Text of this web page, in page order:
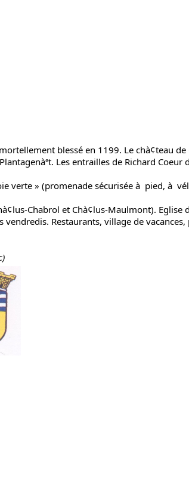
blessé en 1199. Le chà¢teau
Les entrailles de Richard
verte » (promenade sécurisée à pied, à
Chabrol et Chà¢lus-Maulmont). Eglise
Restaurants, village de